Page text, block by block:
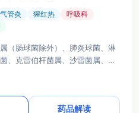
管炎 猩红热
呼吸科
（肠球菌除外）、肺炎球菌、淋
、克雷伯杆菌属、沙雷菌属、变
药品解读